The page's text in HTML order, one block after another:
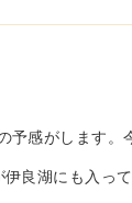
予感がします。
良湖にも入って